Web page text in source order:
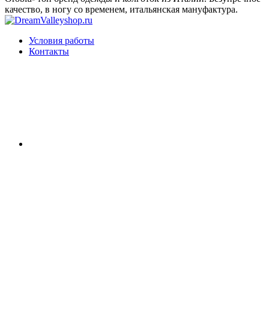
качество, в ногу со временем, итальянская мануфактура.
Условия работы
Контакты